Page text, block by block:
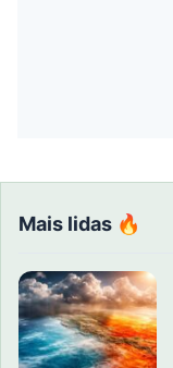
Mais lidas 🔥